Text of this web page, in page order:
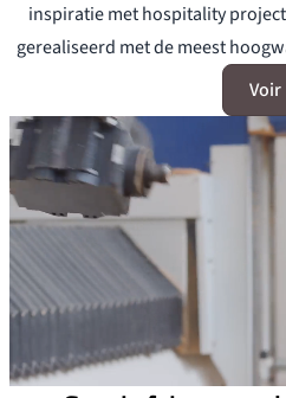
inspiratie met hospitality
gerealiseerd met de meest
Voir